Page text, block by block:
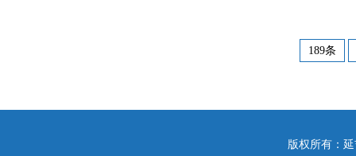
189条
版权所有：